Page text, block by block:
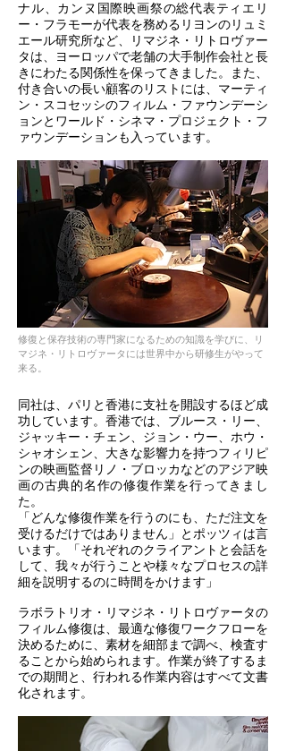
ナル、カンヌ国際映画祭の総代表ティエリ
ー・フラモーが代表を務めるリヨンのリュミ
エール研究所など、リマジネ・リトロヴァー
タは、ヨーロッパで老舗の大手制作会社と長
きにわたる関係性を保ってきました。また、
付き合いの長い顧客のリストには、マーティ
ン・スコセッシのフィルム・ファウンデーシ
ョンとワールド・シネマ・プロジェクト・フ
ァウンデーションも入っています。
修復と保存技術の専門家になるための知識を学びに、リ
マジネ・リトロヴァータには世界中から研修生がやって
来る。
同社は、パリと香港に支社を開設するほど成
功しています。香港では、ブルース・リー、
ジャッキー・チェン、ジョン・ウー、ホウ・
シャオシェン、大きな影響力を持つフィリピ
ンの映画監督リノ・ブロッカなどのアジア映
画の古典的名作の修復作業を行ってきまし
た。
「どんな修復作業を行うのにも、ただ注文を
受けるだけではありません」とポッツィは言
います。「それぞれのクライアントと会話を
して、我々が行うことや様々なプロセスの詳
細を説明するのに時間をかけます」
ラボラトリオ・リマジネ・リトロヴァータの
フィルム修復は、最適な修復ワークフローを
決めるために、素材を細部まで調べ、検査す
ることから始められます。作業が終了するま
での期間と、行われる作業内容はすべて文書
化されます。